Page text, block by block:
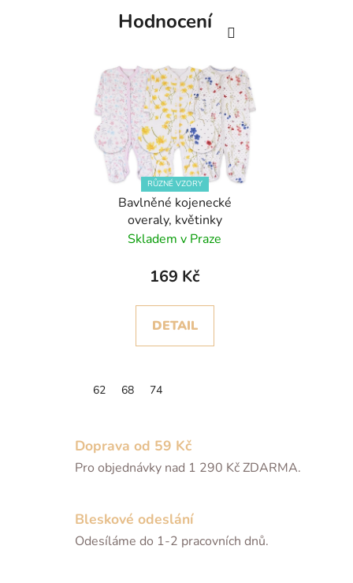
Doprava od 59 Kč
Pro objednávky nad 1 290 Kč ZDARMA.
Bleskové odeslání
Odesíláme do 1-2 pracovních dnů.
Hodnocení
RŮZNÉ VZORY
Bavlněné kojenecké
overaly, květinky
Skladem v Praze
169 Kč
DETAIL
62 68 74